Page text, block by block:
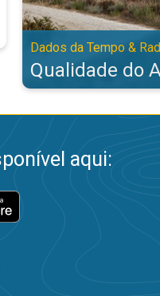
Dados da Tempo &
Qualidade do
aqui: